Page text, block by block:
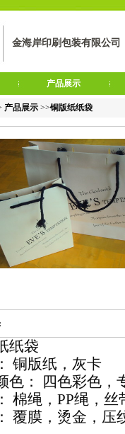
金海岸印刷包装有限公司
产品展示
产品展示>>铜版纸纸袋
纸袋
铜版纸，灰卡
色： 四色彩色，
棉绳，PP绳，
覆膜，烫金，压